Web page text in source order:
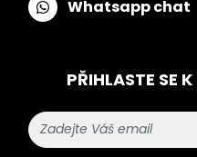
Whatsapp chat
PŘIHLASTE SE